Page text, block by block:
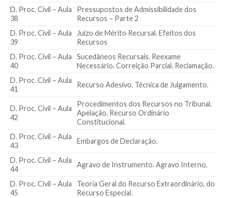
D. Proc. Civil – Aula
38
Pressupostos de Admissibilidade dos
Recursos – Parte 2
D. Proc. Civil – Aula
39
Juizo de Mérito Recursal. Efeitos dos
Recursos
D. Proc. Civil – Aula
40
Sucedâneos Recursais. Reexame
Necessário. Correição Parcial. Reclamação.
D. Proc. Civil – Aula
41
Recurso Adesivo. Técnica de Julgamento.
D. Proc. Civil – Aula
42
Procedimentos dos Recursos no Tribunal.
Apelação. Recurso Ordinário
Constitucional.
D. Proc. Civil – Aula
43
Embargos de Declaração.
D. Proc. Civil – Aula
44
Agravo de Instrumento. Agravo Interno.
D. Proc. Civil – Aula
45
Teoria Geral do Recurso Extraordinário, do
Recurso Especial.